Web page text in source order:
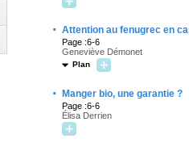
· Attention au fenugrec en
Page :6-6
Geneviève Démonet
Plan
· Manger bio, une garantie ?
Page :6-6
Élisa Derrien